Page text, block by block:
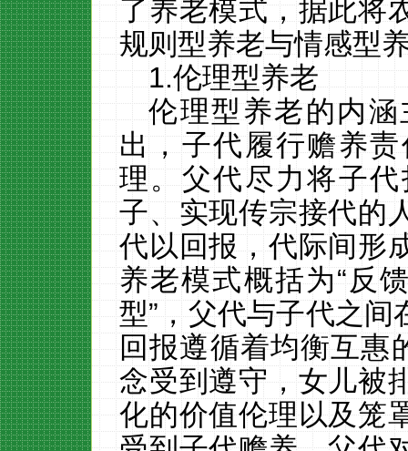
了养老模式，据此将
规则型养老与情感型
1.伦理型养老
伦理型养老的内
出，子代履行赡养
理。父代尽力将子
子、实现传宗接代的
代以回报，代际间形
养老模式概括为“反
型”，父代与子代之
回报遵循着均衡互惠
念受到遵守，女儿被
化的价值伦理以及笼